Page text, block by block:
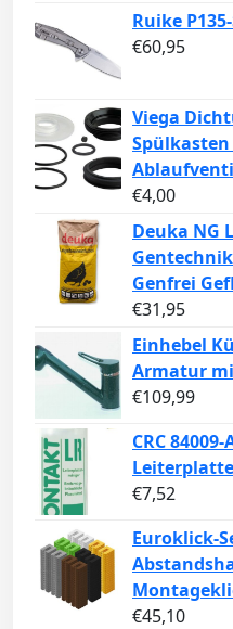
Ruike
€60,95
Viega
€4,00
Deuka NG
Genfrei
€31,95
Einhebel
Armatur
€109,99
CRC
€7,52
Euroklick-
€45,10